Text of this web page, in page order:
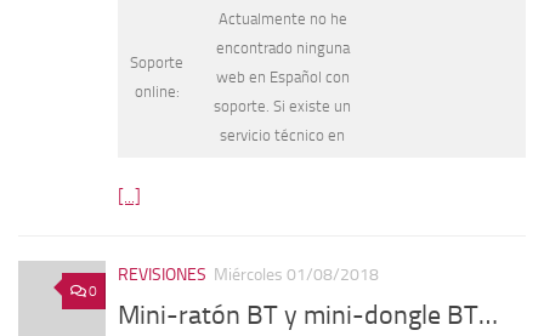
Soporte
online:
Actualmente no he
encontrado ninguna
web en Español con
soporte. Si existe un
servicio técnico en
[...]
0
REVISIONES Miércoles 01/08/2018
Mini-ratón BT y mini-dongle BT…